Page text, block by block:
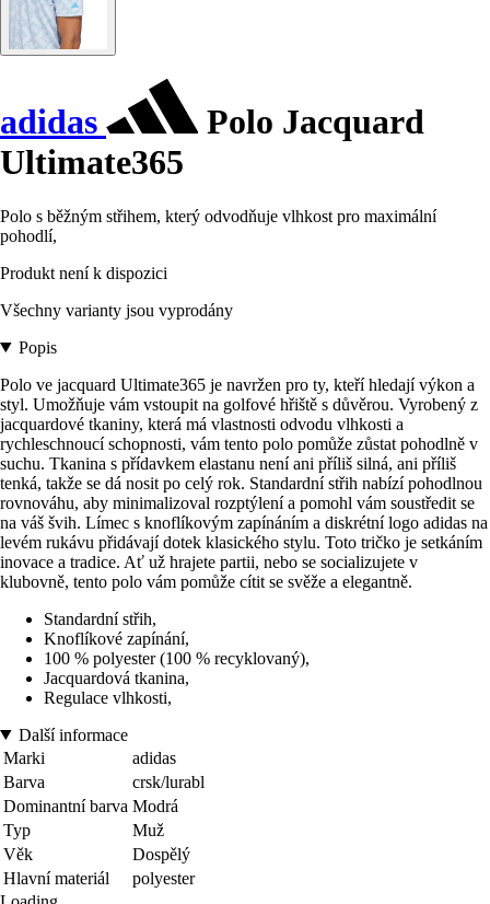
adidas
Polo Jacquard
Ultimate365
Polo s běžným střihem, který odvodňuje vlhkost pro maximální
pohodlí,
Produkt není k dispozici
Všechny varianty jsou vyprodány
Popis
Polo ve jacquard Ultimate365 je navržen pro ty, kteří hledají výkon a
styl. Umožňuje vám vstoupit na golfové hřiště s důvěrou. Vyrobený z
jacquardové tkaniny, která má vlastnosti odvodu vlhkosti a
rychleschnoucí schopnosti, vám tento polo pomůže zůstat pohodlně v
suchu. Tkanina s přídavkem elastanu není ani příliš silná, ani příliš
tenká, takže se dá nosit po celý rok. Standardní střih nabízí pohodlnou
rovnováhu, aby minimalizoval rozptýlení a pomohl vám soustředit se
na váš švih. Límec s knoflíkovým zapínáním a diskrétní logo adidas na
levém rukávu přidávají dotek klasického stylu. Toto tričko je setkáním
inovace a tradice. Ať už hrajete partii, nebo se socializujete v
klubovně, tento polo vám pomůže cítit se svěže a elegantně.
Standardní střih,
Knoflíkové zapínání,
100 % polyester (100 % recyklovaný),
Jacquardová tkanina,
Regulace vlhkosti,
Další informace
Marki
adidas
Barva
crsk/lurabl
Dominantní barva Modrá
Typ
Muž
Věk
Dospělý
Hlavní materiál
polyester